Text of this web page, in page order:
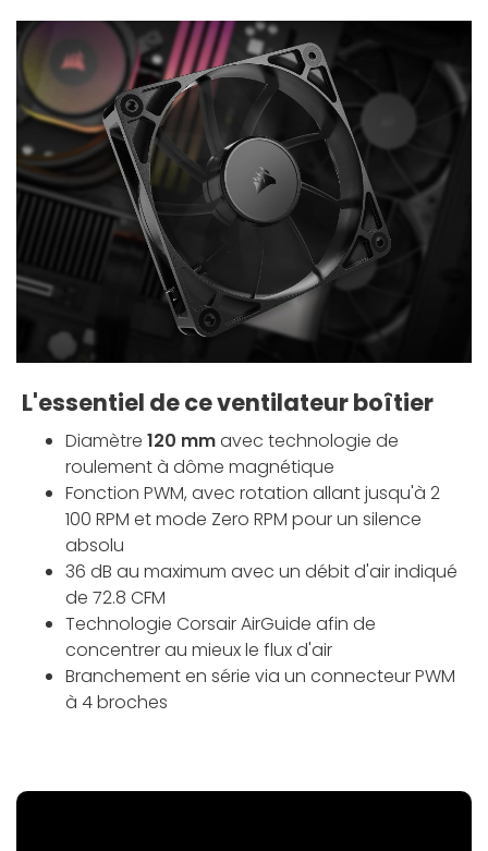
L'essentiel de ce ventilateur boîtier
Diamètre 120 mmavec technologie de
roulement à dôme magnétique
Fonction PWM, avec rotation allant jusqu'à 2
100 RPM et mode Zero RPM pour un silence
absolu
36 dB au maximum avec un débit d'air indiqué
de 72.8 CFM
Technologie Corsair AirGuide afin de
concentrer au mieux le flux d'air
Branchement en série via un connecteur PWM
à 4 broches